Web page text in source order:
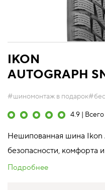
IKON
AUTOGRAPH
#шиномонтаж в подарок
4.9 |
Нешипованная шина Ikon
безопасности, комфорта
Подробнее